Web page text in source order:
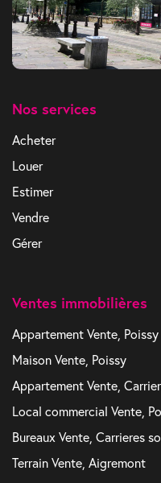
Nos services
Acheter
Louer
Estimer
Vendre
Gérer
Ventes immobilières
Appartement Vente, Poissy
Maison Vente, Poissy
Appartement Vente,
Local commercial Vente,
Bureaux Vente, Carrieres
Terrain Vente, Aigremont